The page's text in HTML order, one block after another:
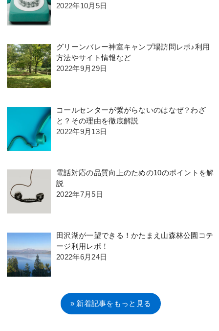
2022年10月5日
グリーンバレー神室キャンプ場訪問レポ♪利用
方法やサイト情報など
2022年9月29日
コールセンターが繋がらないのはなぜ？わざ
と？その理由を徹底解説
2022年9月13日
電話対応の品質向上のための10のポイントを解
説
2022年7月5日
田沢湖が一望できる！かたまえ山森林公園コテ
ージ利用レポ！
2022年6月24日
» 新着記事をもっと見る